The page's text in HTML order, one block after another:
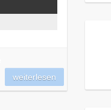
weiterlesen